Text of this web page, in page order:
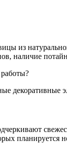
из
наличие
декоративные
планируется